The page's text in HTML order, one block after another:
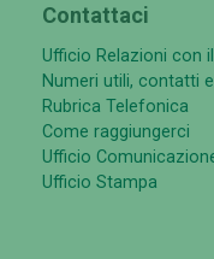
Contattaci
Ufficio Relazioni con
Numeri utili, contatti e
Rubrica Telefonica
Come raggiungerci
Ufficio
Ufficio Stampa